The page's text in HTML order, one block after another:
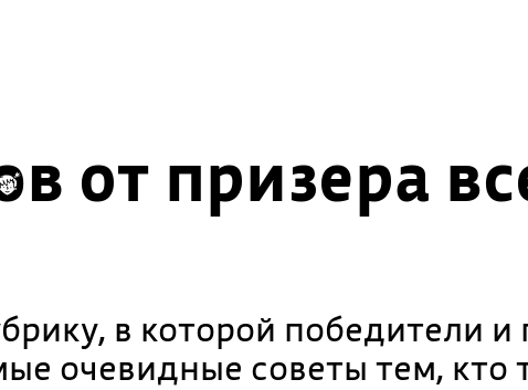
от призера
в которой победители
очевидные советы тем, кто